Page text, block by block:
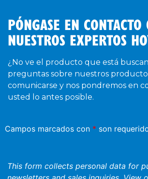
PÓNGASE EN CONTACTO
NUESTROS EXPERTOS
¿No ve el producto que está
preguntas sobre nuestros
comunicarse y nos pondremos en
usted lo antes posible.
Campos marcados con * son
This form collects personal data for